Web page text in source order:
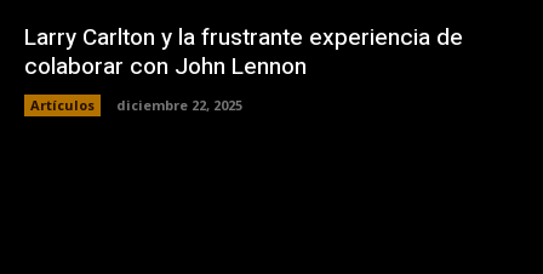
Larry Carlton y la frustrante experiencia de
colaborar con John Lennon
Artículos diciembre 22, 2025